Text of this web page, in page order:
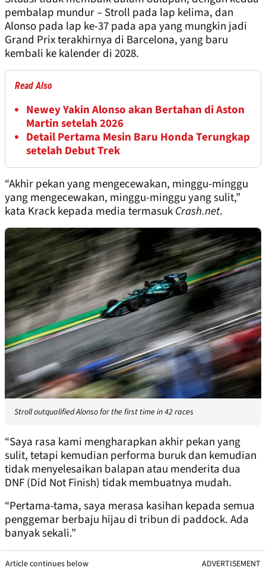
pembalap mundur – Stroll pada lap kelima, dan
Alonso pada lap ke-37 pada apa yang mungkin jadi
Grand Prix terakhirnya di Barcelona, yang baru
kembali ke kalender di 2028.
Read Also
Newey Yakin Alonso akan Bertahan di Aston
Martin setelah 2026
Detail Pertama Mesin Baru Honda Terungkap
setelah Debut Trek
“Akhir pekan yang mengecewakan, minggu-minggu
yang mengecewakan, minggu-minggu yang sulit,”
kata Krack kepada media termasukCrash.net.
Stroll outqualified Alonso for the first time in 42 races
“Saya rasa kami mengharapkan akhir pekan yang
sulit, tetapi kemudian performa buruk dan kemudian
tidak menyelesaikan balapan atau menderita dua
DNF (Did Not Finish) tidak membuatnya mudah.
“Pertama-tama, saya merasa kasihan kepada semua
penggemar berbaju hijau di tribun di paddock. Ada
banyak sekali.”
Article continues below ADVERTISEMENT